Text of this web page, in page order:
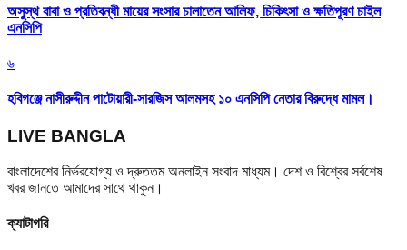
অসুস্থ বাবা ও প্রতিবন্ধী মায়ের সংসার চালাতেন আলিফ, চিকিৎসা ও ক্ষতিপূরণ চাইল
এনসিপি
৬
হবিগঞ্জে নাসীরুদ্দীন পাটোয়ারী-সারজিস আলমসহ ১০ এনসিপি নেতার বিরুদ্ধে মামল।
LIVE BANGLA
বাংলাদেশের নির্ভরযোগ্য ও দ্রুততম অনলাইন সংবাদ মাধ্যম। দেশ ও বিশ্বের সর্বশেষ
খবর জানতে আমাদের সাথে থাকুন।
ক্যাটাগরি